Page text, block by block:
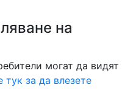
на
могат да видят
тук за да влезете